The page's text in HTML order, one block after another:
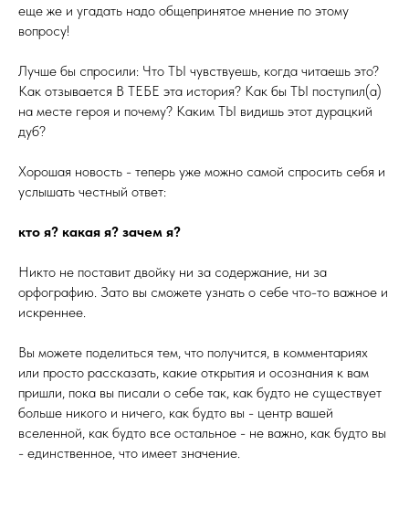
еще же и угадать надо общепринятое мнение по этому
вопросу!
Лучше бы спросили: Что ТЫ чувствуешь, когда читаешь это?
Как отзывается В ТЕБЕ эта история? Как бы ТЫ поступил(а)
на месте героя и почему? Каким ТЫ видишь этот дурацкий
дуб?
Хорошая новость - теперь уже можно самой спросить себя и
услышать честный ответ:
кто я? какая я? зачем я?
Никто не поставит двойку ни за содержание, ни за
орфографию. Зато вы сможете узнать о себе что-то важное и
искреннее.
Вы можете поделиться тем, что получится, в комментариях
или просто рассказать, какие открытия и осознания к вам
пришли, пока вы писали о себе так, как будто не существует
больше никого и ничего, как будто вы - центр вашей
вселенной, как будто все остальное - не важно, как будто вы
- единственное, что имеет значение.